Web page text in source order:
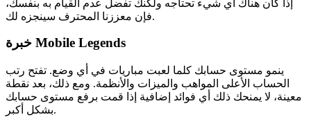
إذا كان هناك أي شيء تحتاجه ولكنك تفضل عدم القيام به بنفسك،
فإن معززنا المحترف سينجزه لك.
خبرة Mobile Legends
ينمو مستوى حسابك كلما لعبت مباريات في أي وضع. تفتح رتب
الحساب الأعلى المواهب والميزات والأنظمة. ومع ذلك، بعد نقطة
معينة، لا يمنحك ذلك أي فوائد إضافية إذا قمت برفع مستوى حسابك
بشكل أكبر.